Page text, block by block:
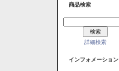
商品検索
詳細検索
インフォメーション